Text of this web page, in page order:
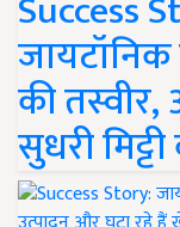
की
सुधरी